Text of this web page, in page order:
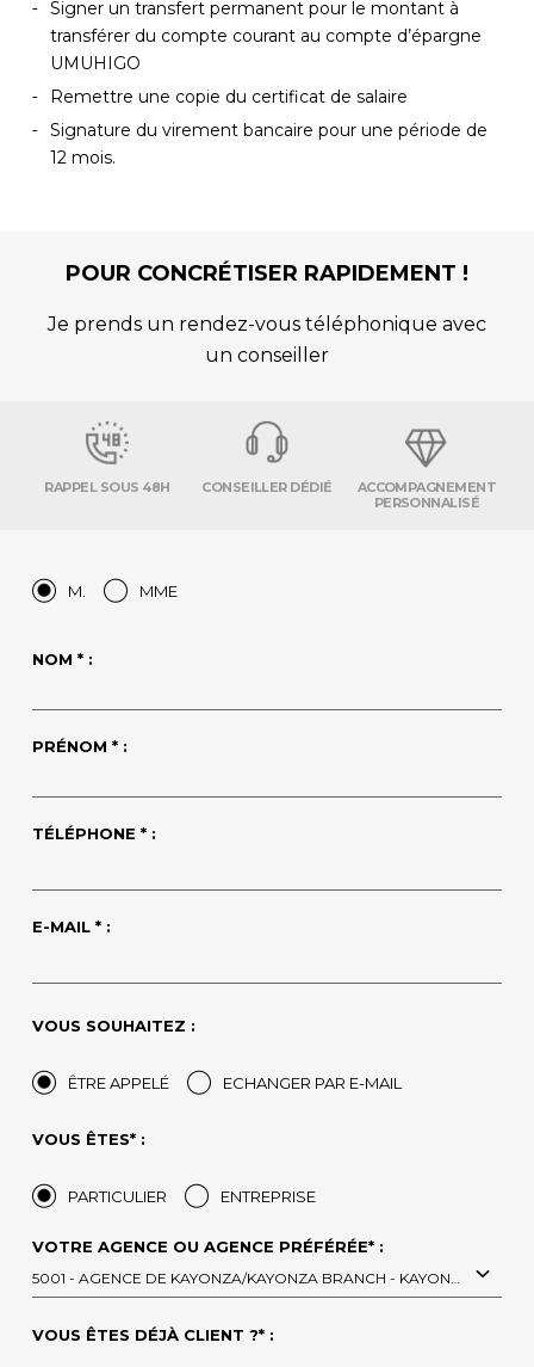
Signer un transfert permanent pour le montant à
transférer du compte courant au compte d’épargne
UMUHIGO
Remettre une copie du certificat de salaire
Signature du virement bancaire pour une période de
12 mois.
POUR CONCRÉTISER RAPIDEMENT !
Je prends un rendez-vous téléphonique avec
un conseiller
RAPPEL SOUS 48H CONSEILLER DÉDIÉ
ACCOMPAGNEMENT
PERSONNALISÉ
M. MME
NOM * :
PRÉNOM * :
TÉLÉPHONE * :
E-MAIL * :
VOUS SOUHAITEZ :
ÊTRE APPELÉ ECHANGER PAR E-MAIL
VOUS ÊTES* :
PARTICULIER ENTREPRISE
VOTRE AGENCE OU AGENCE PRÉFÉRÉE* :
VOUS ÊTES DÉJÀ CLIENT ?* :